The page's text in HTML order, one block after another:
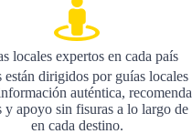
locales expertos en cada país
están dirigidos por guías locales
auténtica,
y apoyo sin fisuras a lo largo
en cada destino.